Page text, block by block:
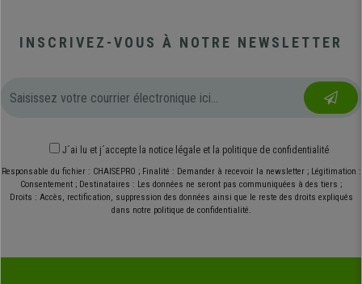
INSCRIVEZ-VOUS À NOTRE NEWSLETTER
J´ai lu et j´accepte la notice légale et la politique de confidentialité
Responsable du fichier : CHAISEPRO ; Finalité : Demander à recevoir la newsletter ; Légitimation :
Consentement ; Destinataires : Les données ne seront pas communiquées à des tiers ;
Droits : Accès, rectification, suppression des données ainsi que le reste des droits expliqués
dans notre politique de confidentialité.